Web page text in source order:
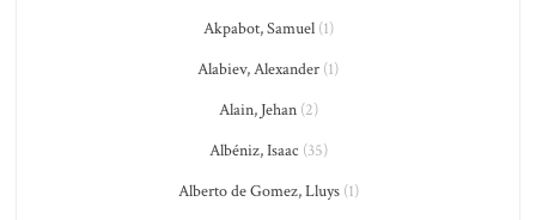
Akpabot, Samuel(1)
Alabiev, Alexander (1)
Alain, Jehan(2)
Albéniz, Isaac (35)
Alberto de Gomez, Lluys(1)